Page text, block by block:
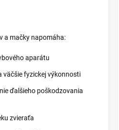
a mačky napomáha:
aparátu
väčšie fyzickej výkonnosti
ďalšieho poškodzovania
zvieraťa